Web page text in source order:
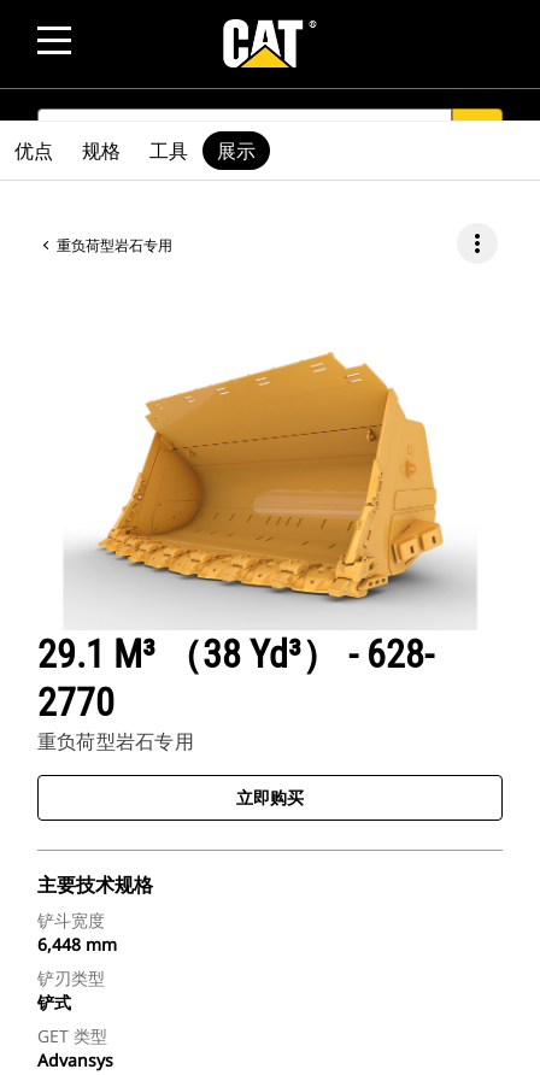
SEARCH
重负荷型岩石专用 more_vert
29.1 M³ （38 Yd³） - 628-
2770
重负荷型岩石专用
立即购买
主要技术规格
铲斗宽度
6,448 mm
铲刃类型
铲式
GET 类型
Advansys
优点 规格 工具 展示